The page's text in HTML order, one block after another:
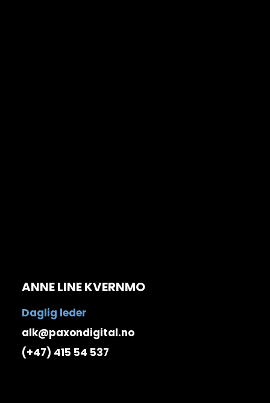
ANNE LINE KVERNMO
Daglig leder
alk@paxondigital.no
(+47) 415 54 537